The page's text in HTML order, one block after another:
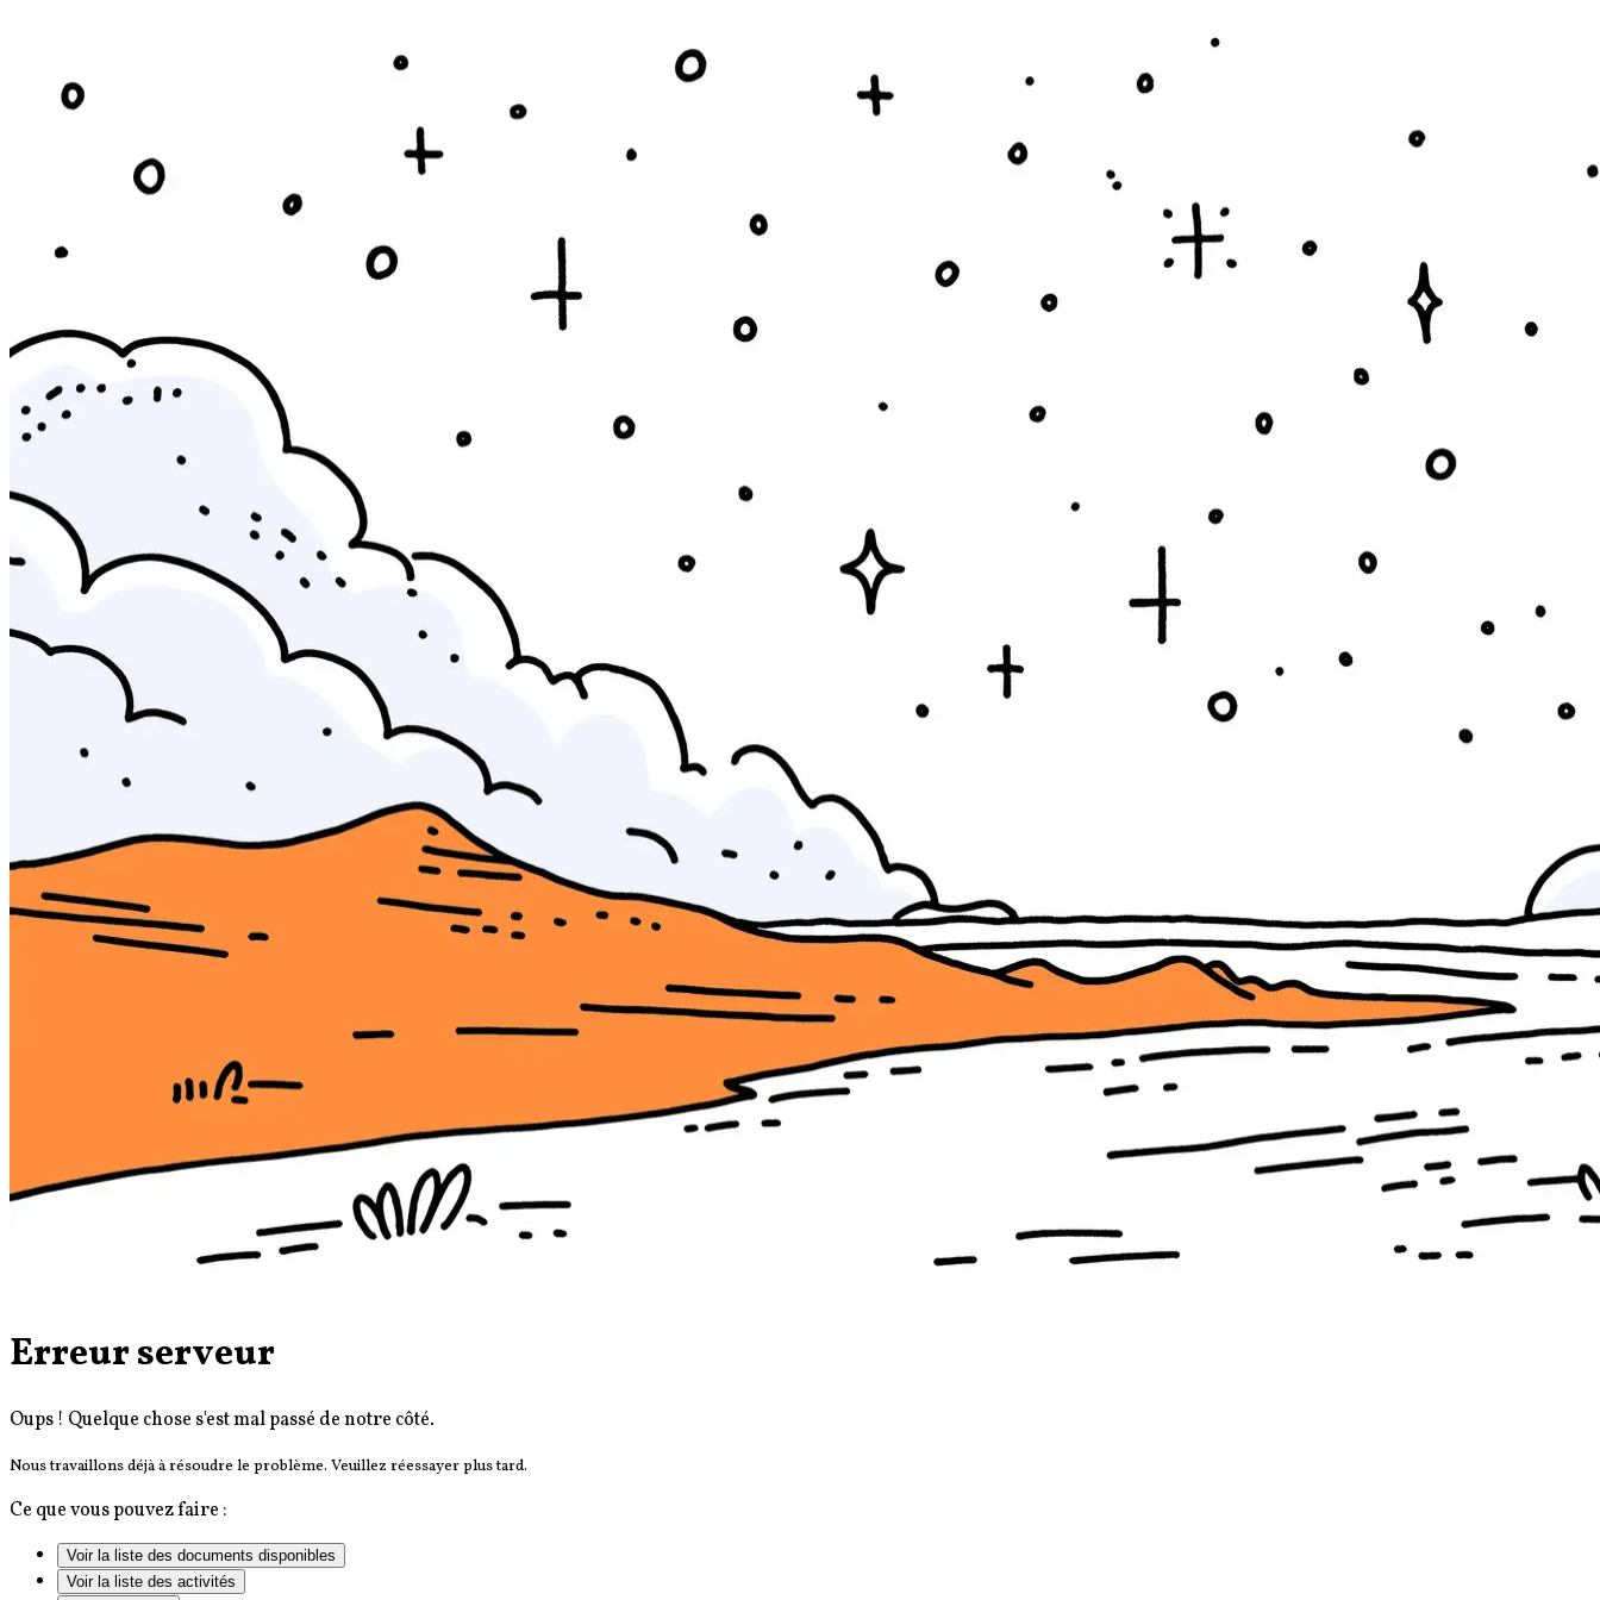
Erreur serveur
Oups ! Quelque chose s'est mal passé de notre côté.
Nous travaillons déjà à résoudre le problème. Veuillez réessayer plus tard.
Ce que vous pouvez faire :
Voir la liste des documents disponibles
Voir la liste des activités